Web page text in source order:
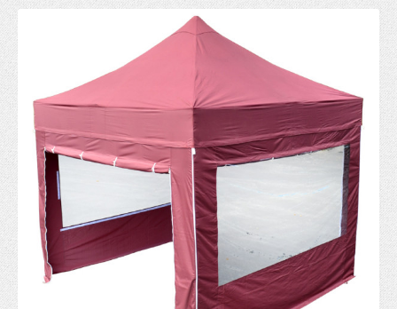
4.5mx3m (7)
Professionnelle
1.5mx1.5m (6)
2mx2m (7)
3mx2m (8)
3mx3m (7)
4.5mx3m (8)
6mx3m (6)